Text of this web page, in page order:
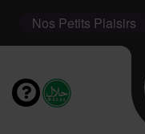
Nos Petits Plaisirs